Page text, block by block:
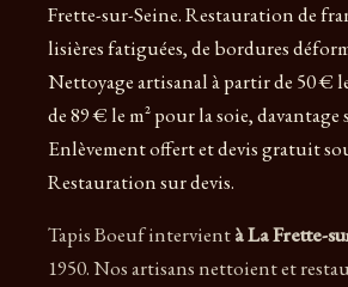
Frette-sur-Seine. Restauration de
lisières fatiguées, de bordures
Nettoyage artisanal à partir de 50 €
de 89 € le m² pour la soie, davantage
Enlèvement offert et devis gratuit
Restauration sur devis.
Tapis Boeuf intervientà La Frette-
1950. Nos artisans nettoient et